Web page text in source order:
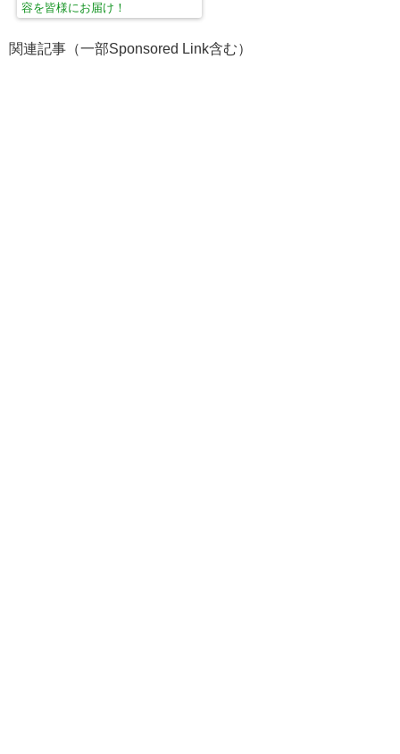
容を皆様にお届け！
関連記事（一部Sponsored Link含む）